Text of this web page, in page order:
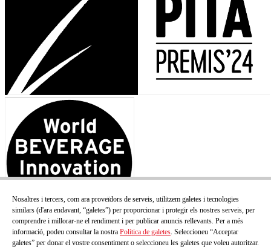
Nosaltres i tercers, com ara proveïdors de serveis, utilitzem galetes i tecnologies
similars (d'ara endavant, “galetes”) per proporcionar i protegir els nostres serveis, per
comprendre i millorar-ne el rendiment i per publicar anuncis rellevants. Per a més
informació, podeu consultar la nostra Política de galetes. Seleccioneu “Acceptar
galetes” per donar el vostre consentiment o seleccioneu les galetes que voleu autoritzar.